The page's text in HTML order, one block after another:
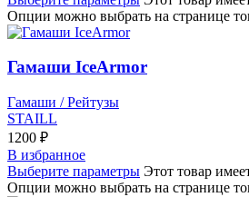
Опции можно выбрать на странице
Гамаши IceArmor
Гамаши / Рейтузы
STAILL
1200 ₽
В избранное
Выберите параметры Этот товар
Опции можно выбрать на странице